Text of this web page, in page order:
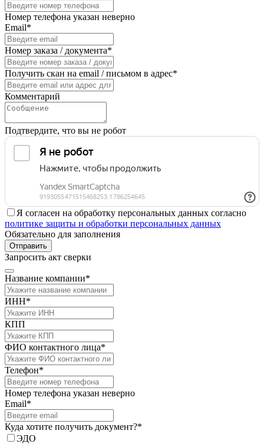
Номер телефона указан неверно
Email*
Номер заказа / документа*
Получить скан на email / письмом в адрес*
Комментарий
Подтвердите, что вы не робот
Я согласен на обработку персональных данных согласно
политике защиты и обработки персональных данных
Обязательно для заполнения
Отправить
Запросить акт сверки
Название компании*
ИНН*
КПП
ФИО контактного лица*
Телефон*
Номер телефона указан неверно
Email*
Куда хотите получить документ?*
ЭДО